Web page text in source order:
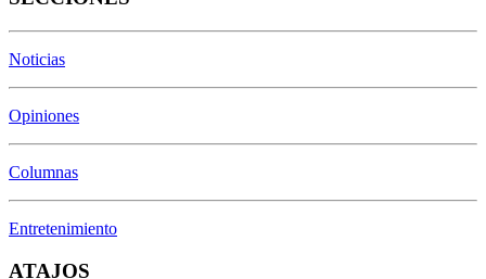
Noticias
Opiniones
Columnas
Entretenimiento
ATAJOS